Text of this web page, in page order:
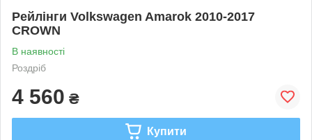
Рейлінги Volkswagen Amarok 2010-2017
CROWN
В наявності
Роздріб
4 560 ₴
Купити